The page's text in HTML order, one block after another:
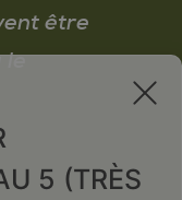
être
le
x
5 (TRÈS